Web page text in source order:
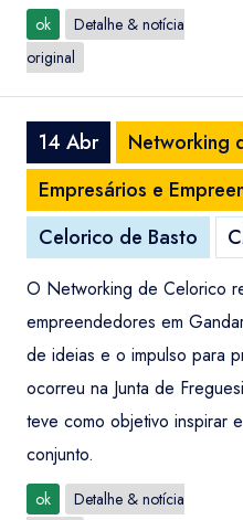
ok
Detalhe & notícia
original
14 Abr
Networking
Empresários e
Celorico de Basto
O Networking de Celorico
empreendedores em
de ideias e o impulso para
ocorreu na Junta de
teve como objetivo inspirar
conjunto.
ok
Detalhe & notícia